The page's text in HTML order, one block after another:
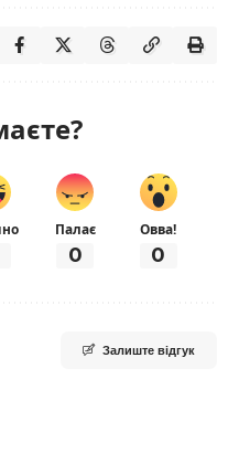
Палає
0
Овва!
0
Залиште відгук